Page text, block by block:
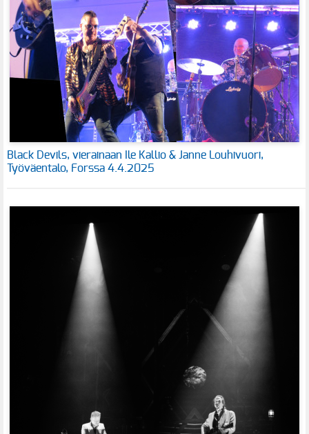
Black Devils, vierainaan Ile Kallio & Janne Louhivuori,
Työväentalo, Forssa 4.4.2025